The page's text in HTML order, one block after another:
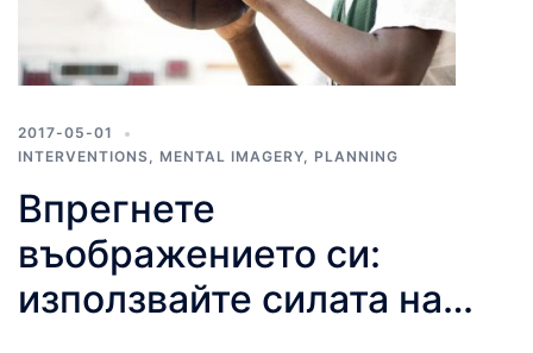
2017-05-01
INTERVENTIONS, MENTAL IMAGERY, PLANNING
Впрегнете
въображението си:
използвайте силата на